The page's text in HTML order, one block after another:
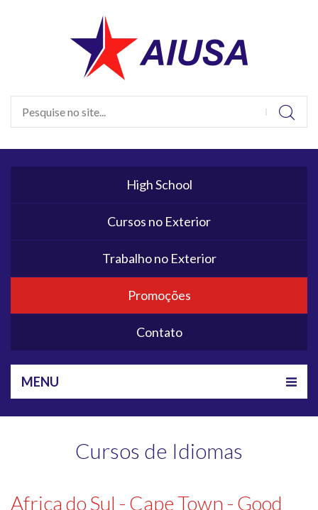
High School
Cursos no Exterior
Trabalho no Exterior
Promoções
Contato
MENU
Cursos de Idiomas
Africa do Sul - Cape Town - Good